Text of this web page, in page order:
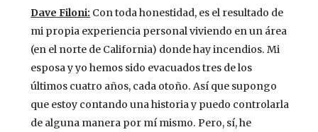
Dave Filoni: Con toda honestidad, es el resultado de
mi propia experiencia personal viviendo en un área
(en el norte de California) donde hay incendios. Mi
esposa y yo hemos sido evacuados tres de los
últimos cuatro años, cada otoño. Así que supongo
que estoy contando una historia y puedo controlarla
de alguna manera por mí mismo. Pero, sí, he